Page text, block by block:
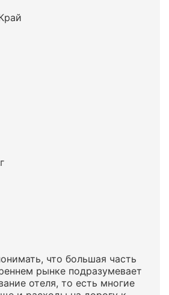
что большая часть
рынке подразумевает
отеля, то есть многие